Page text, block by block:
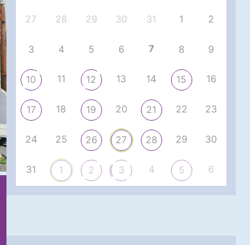
27 28 29 30 31 1 2
3 4 5 6 7 8 9
10 11 12 13 14 15 16
17 18 19 20 21 22 23
24 25 26 27 28 29 30
31 1 2 3 4 5 6